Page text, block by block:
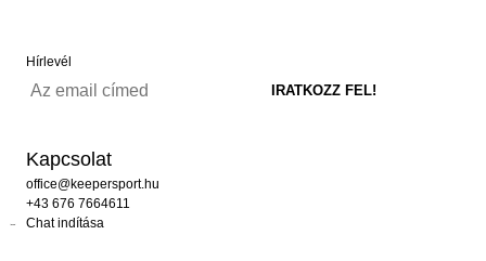
Hírlevél
Kapcsolat
office@keepersport.hu
+43 676 7664611
Chat indítása